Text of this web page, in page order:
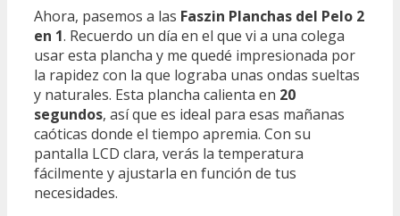
Ahora, pasemos a las Faszin Planchas del Pelo 2
en 1. Recuerdo un día en el que vi a una colega
usar esta plancha y me quedé impresionada por
la rapidez con la que lograba unas ondas sueltas
y naturales. Esta plancha calienta en 20
segundos, así que es ideal para esas mañanas
caóticas donde el tiempo apremia. Con su
pantalla LCD clara, verás la temperatura
fácilmente y ajustarla en función de tus
necesidades.